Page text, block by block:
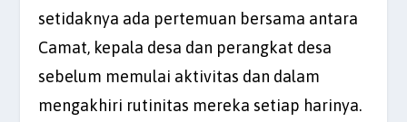
setidaknya ada pertemuan bersama antara
Camat, kepala desa dan perangkat desa
sebelum memulai aktivitas dan dalam
mengakhiri rutinitas mereka setiap harinya.